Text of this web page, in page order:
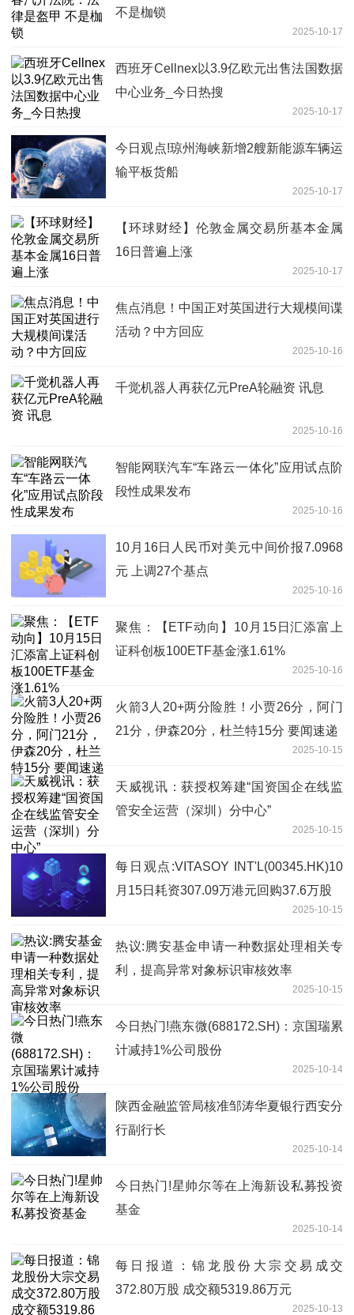
不是枷锁
2025-10-17
西班牙Cellnex以3.9亿欧元出售法国数据
中心业务_今日热搜
2025-10-17
今日观点!琼州海峡新增2艘新能源车辆运
输平板货船
2025-10-17
【环球财经】伦敦金属交易所基本金属
16日普遍上涨
2025-10-17
焦点消息！中国正对英国进行大规模间谍
活动？中方回应
2025-10-16
千觉机器人再获亿元PreA轮融资 讯息
2025-10-16
智能网联汽车“车路云一体化”应用试点阶
段性成果发布
2025-10-16
10月16日人民币对美元中间价报7.0968
元 上调27个基点
2025-10-16
聚焦：【ETF动向】10月15日汇添富上
证科创板100ETF基金涨1.61%
2025-10-16
火箭3人20+两分险胜！小贾26分，阿门
21分，伊森20分，杜兰特15分 要闻速递
2025-10-15
天威视讯：获授权筹建“国资国企在线监
管安全运营（深圳）分中心”
2025-10-15
每日观点:VITASOY INT'L(00345.HK)10
月15日耗资307.09万港元回购37.6万股
2025-10-15
热议:腾安基金申请一种数据处理相关专
利，提高异常对象标识审核效率
2025-10-15
今日热门!燕东微(688172.SH)：京国瑞累
计减持1%公司股份
2025-10-14
陕西金融监管局核准邹涛华夏银行西安分
行副行长
2025-10-14
今日热门!星帅尔等在上海新设私募投资
基金
2025-10-14
每日报道：锦龙股份大宗交易成交
372.80万股 成交额5319.86万元
2025-10-13